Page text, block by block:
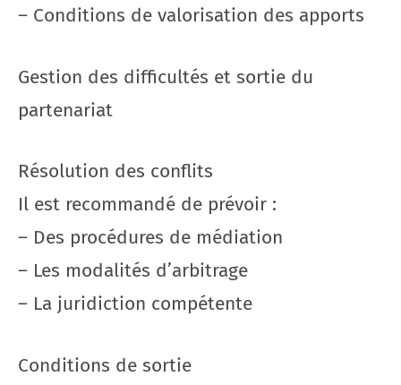
– Conditions de valorisation des apports
Gestion des difficultés et sortie du
partenariat
Résolution des conflits
Il est recommandé de prévoir :
– Des procédures de médiation
– Les modalités d’arbitrage
– La juridiction compétente
Conditions de sortie